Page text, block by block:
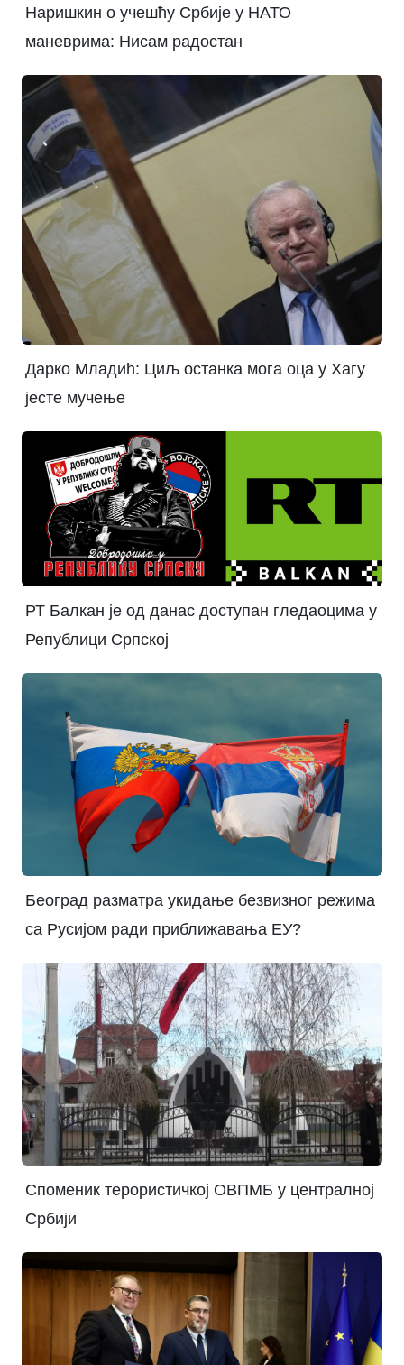
Наришкин о учешћу Србије у НАТО
маневрима: Нисам радостан
Дарко Младић: Циљ останка мога оца у Хагу
јесте мучење
РТ Балкан је од данас доступан гледаоцима у
Републици Српској
Београд разматра укидање безвизног режима
са Русијом ради приближавања ЕУ?
Споменик терористичкој ОВПМБ у централној
Србији